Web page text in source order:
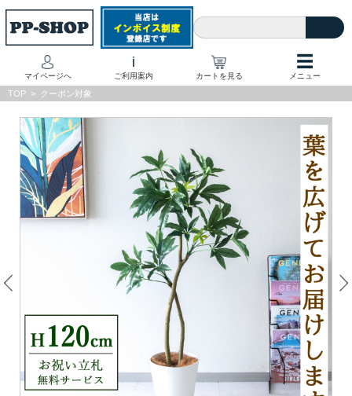
マイページへ
i
ご利用案内 カートを見る
☰
メニュー
TOP > クーポン対象